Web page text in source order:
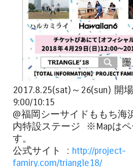
2017.8.25(sat)～26(sun) 開
9:00/10:15
@福岡シーサイドももち海
内特設ステージ ※Mapはペ
す。
公式サイト : http://project-
famiry.com/triangle18/